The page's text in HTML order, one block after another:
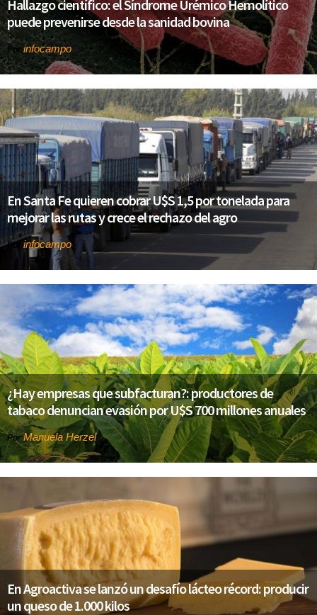
Hallazgo científico: el Síndrome Urémico Hemolítico
puede prevenirse desde la sanidad bovina
Por infocampo
En Santa Fe quieren cobrar U$S 1,5 por tonelada para
mejorar las rutas y crece el rechazo del agro
Por infocampo
¿Hay empresas que subfacturan?: productores de
tabaco denuncian evasión por U$S 700 millones anuales
PorManuela Herzel
En Agroactiva se lanzó un desafío lácteo récord: producir
un queso de 1.000 kilos